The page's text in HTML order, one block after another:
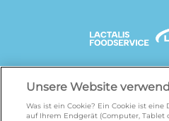
UNSERE
Unsere Website
Was ist ein Cookie? Ein Cookie ist eine
auf Ihrem Endgerät (Computer, Tablet